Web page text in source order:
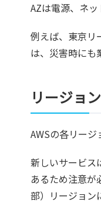
AZは電源、ネ
例えば、東京リ
は、災害時にも
リージョ
AWSの各リー
新しいサービス
あるため注意が
部）リージョン